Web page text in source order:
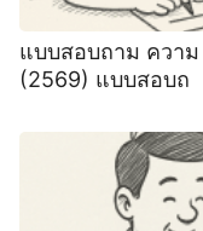
แบบสอบถาม ความ
(2569) แบบสอบถ